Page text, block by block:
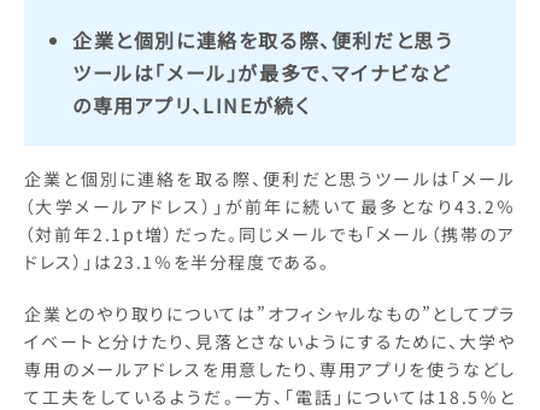
企業と個別に連絡を取る際、便利だと思う
ツールは「メール」が最多で、マイナビなど
の専用アプリ、LINEが続く
企業と個別に連絡を取る際、便利だと思うツールは「メール
（大学メールアドレス）」が前年に続いて最多となり43.2％
（対前年2.1pt増）だった。同じメールでも「メール（携帯のア
ドレス）」は23.1％を半分程度である。
企業とのやり取りについては”オフィシャルなもの”としてプラ
イベートと分けたり、見落とさないようにするために、大学や
専用のメールアドレスを用意したり、専用アプリを使うなどし
て工夫をしているようだ。一方、「電話」については18.5％と